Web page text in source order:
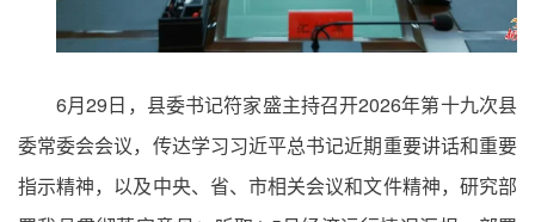
6月29日，县委书记符家盛主持召开2026年第十九次县
委常委会会议，传达学习习近平总书记近期重要讲话和重要
指示精神，以及中央、省、市相关会议和文件精神，研究部